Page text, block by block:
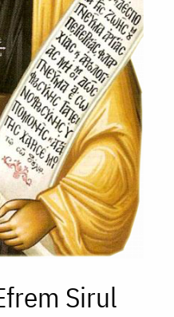
Sirul